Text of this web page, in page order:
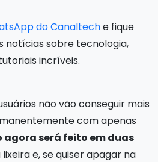
do Canalteche fique
notícias sobre tecnologia,
incríveis.
não vão conseguir mais
com apenas
agora será feito em duas
e, se quiser apagar na